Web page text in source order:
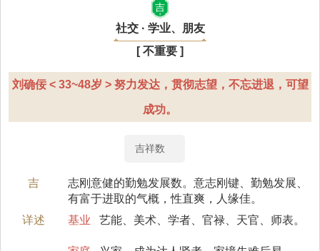
吉
社交 · 学业、朋友
[ 不重要 ]
刘确佞 < 33~48岁 > 努力发达，贯彻志望，不忘进退，可望
成功。
吉祥数
吉
志刚意健的勤勉发展数。意志刚键、勤勉发展、
有富于进取的气概，性直爽，人缘佳。
详述
基业 艺能、美术、学者、官禄、天官、师表。